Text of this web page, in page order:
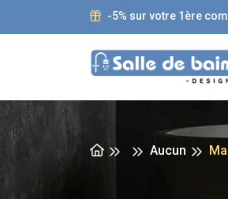
-5% sur votre 1ère
Aucun